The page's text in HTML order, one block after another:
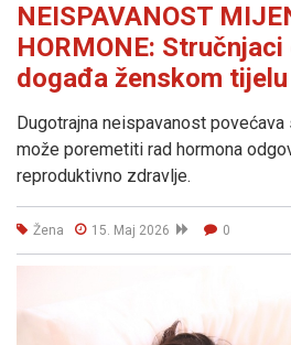
NEISPAVANOST
HORMONE:
događa ženskom tijelu
Dugotrajna neispavanost
može poremetiti rad hormona
reproduktivno zdravlje.
Žena 15. Maj 2026 0